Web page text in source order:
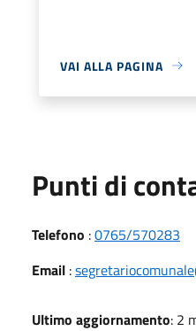
VAI ALLA PAGINA
Punti di
Telefono :0765/570283
Email :
Ultimo aggiornamento: 2